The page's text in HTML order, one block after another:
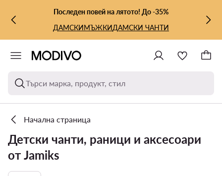
КЪМ ОСНОВНОТО СЪДЪРЖАНИЕ
КЪМ ТЪРСЕНЕПоследен повей на лятото! До -35%
ДАМСКИМЪЖКИДАМСКИ ЧАНТИ
Търси марка, продукт, стил
Начална страница
Детски чанти, раници и аксесоари
от Jamiks